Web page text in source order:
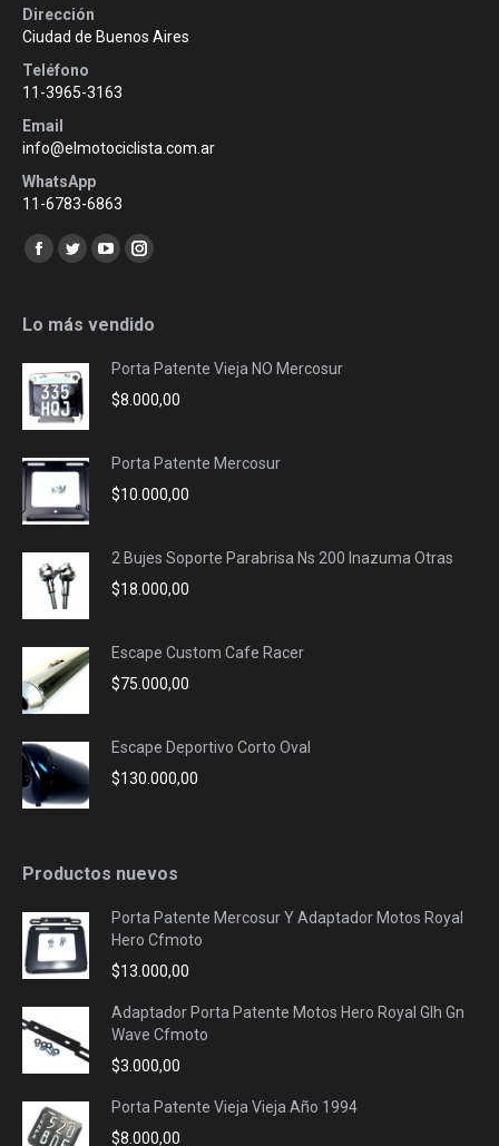
Dirección
Ciudad de Buenos Aires
Teléfono
11-3965-3163
Email
info@elmotociclista.com.ar
WhatsApp
11-6783-6863
Encuéntranos en:
Facebook
opens
new
window
Twitter
opens
new
window
YouTube
opens
new
window
Instagram
opens
new
window
Lo más vendido
Porta Patente Vieja NO Mercosur
$8.000,00
Porta Patente Mercosur
$10.000,00
2 Bujes Soporte Parabrisa Ns 200 Inazuma Otras
$18.000,00
Escape Custom Cafe Racer
$75.000,00
Escape Deportivo Corto Oval
$130.000,00
Productos nuevos
Porta Patente Mercosur Y Adaptador Motos Royal
Hero Cfmoto
$13.000,00
Adaptador Porta Patente Motos Hero Royal Glh Gn
Wave Cfmoto
$3.000,00
Porta Patente Vieja Vieja Año 1994
$8.000,00